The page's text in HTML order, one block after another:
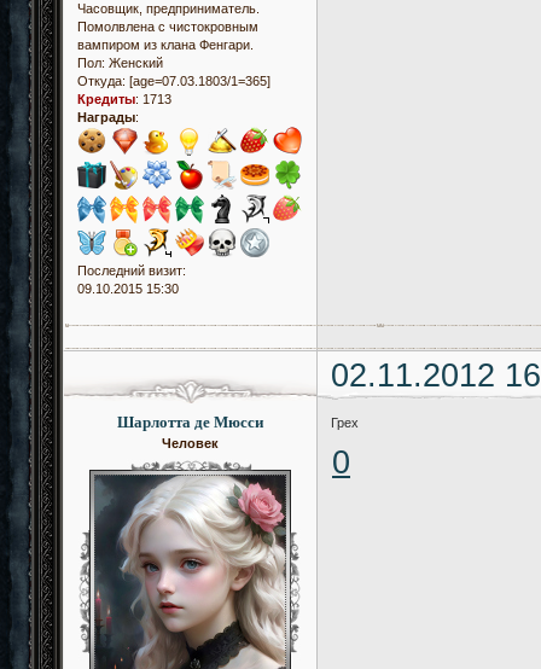
Часовщик, предприниматель.
Помолвлена с чистокровным
вампиром из клана Фенгари.
Пол: Женский
Откуда: [age=07.03.1803/1=365]
Кредиты: 1713
Награды:
Последний визит:
09.10.2015 15:30
02.11.2012
Шарлотта де Мюсси
Человек
Грех
0